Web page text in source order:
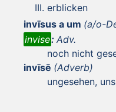
erblicken
invīsus a um (a/o-
invise: Adv.
noch nicht
invīsē (Adverb)
ungesehen,